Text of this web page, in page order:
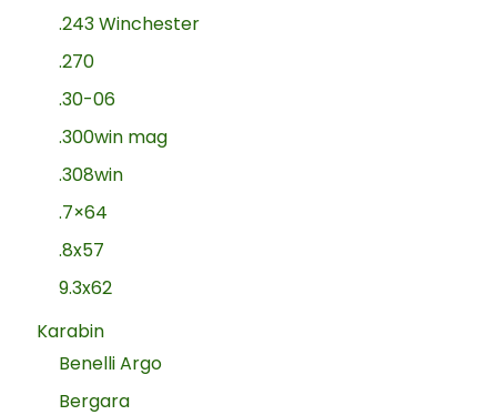
.243 Winchester
.270
.30-06
.300win mag
.308win
.7×64
.8x57
9.3x62
Karabin
Benelli Argo
Bergara